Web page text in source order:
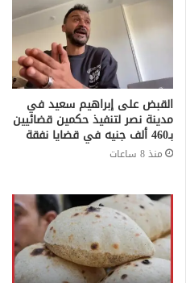
القبض على إبراهيم سعيد في
مدينة نصر لتنفيذ حكمين قضائيين
بـ460 ألف جنيه في قضايا نفقة
منذ 8 ساعات